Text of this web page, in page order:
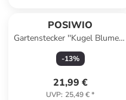
POSIWIO
Gartenstecker ''Kugel Blumen''
in Creme/ Gelb - (H)18 x Ø 15
cm
-13%
21,99 €
UVP: 25,49 €*